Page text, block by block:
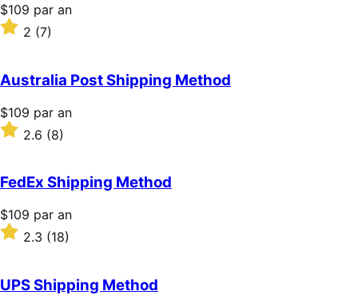
Prix
$109
$109 par an
Noté
5 étoiles
2 (7)
Australia Post Shipping Method
Prix
$109
par
$109 par an
Noté
2.6
5 étoiles
2.6 (8)
FedEx Shipping Method
Prix
$109
$109 par an
Noté
5 étoiles
2.3 (18)
UPS Shipping Method